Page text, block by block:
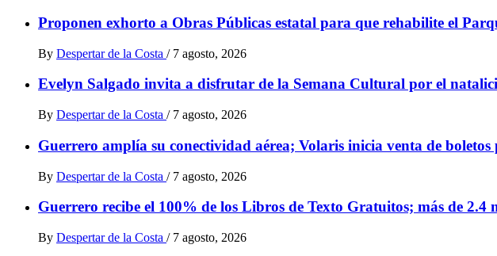
Proponen exhorto a Obras Públicas estatal para que rehabilite el
By Despertar de la Costa / 7 agosto, 2026
Evelyn Salgado invita a disfrutar de la Semana Cultural por el
By Despertar de la Costa / 7 agosto, 2026
Guerrero amplía su conectividad aérea; Volaris inicia venta de
By Despertar de la Costa / 7 agosto, 2026
Guerrero recibe el 100% de los Libros de Texto Gratuitos; más de
By Despertar de la Costa / 7 agosto, 2026